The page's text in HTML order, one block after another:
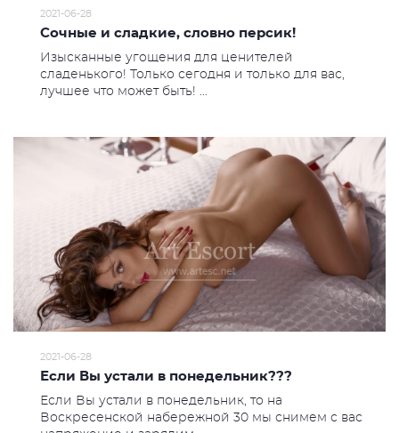
2021-06-28
Сочные и сладкие, словно персик!
Изысканные угощения для ценителей
сладенького! Только сегодня и только для вас,
лучшее что может быть! ...
2021-06-28
Если Вы устали в понедельник???
Если Вы устали в понедельник, то на
Воскресенской набережной 30 мы снимем с вас